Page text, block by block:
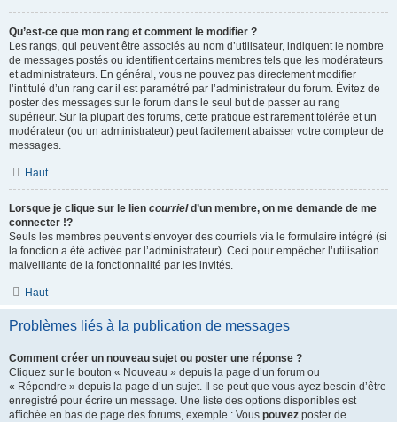
Qu’est-ce que mon rang et comment le modifier ?
Les rangs, qui peuvent être associés au nom d’utilisateur, indiquent le nombre
de messages postés ou identifient certains membres tels que les modérateurs
et administrateurs. En général, vous ne pouvez pas directement modifier
l’intitulé d’un rang car il est paramétré par l’administrateur du forum. Évitez de
poster des messages sur le forum dans le seul but de passer au rang
supérieur. Sur la plupart des forums, cette pratique est rarement tolérée et un
modérateur (ou un administrateur) peut facilement abaisser votre compteur de
messages.
Haut
Lorsque je clique sur le lien courrield’un membre, on me demande de me
connecter !?
Seuls les membres peuvent s’envoyer des courriels via le formulaire intégré (si
la fonction a été activée par l’administrateur). Ceci pour empêcher l’utilisation
malveillante de la fonctionnalité par les invités.
Haut
Problèmes liés à la publication de messages
Comment créer un nouveau sujet ou poster une réponse ?
Cliquez sur le bouton « Nouveau » depuis la page d’un forum ou
« Répondre » depuis la page d’un sujet. Il se peut que vous ayez besoin d’être
enregistré pour écrire un message. Une liste des options disponibles est
affichée en bas de page des forums, exemple : Vous pouvez poster de